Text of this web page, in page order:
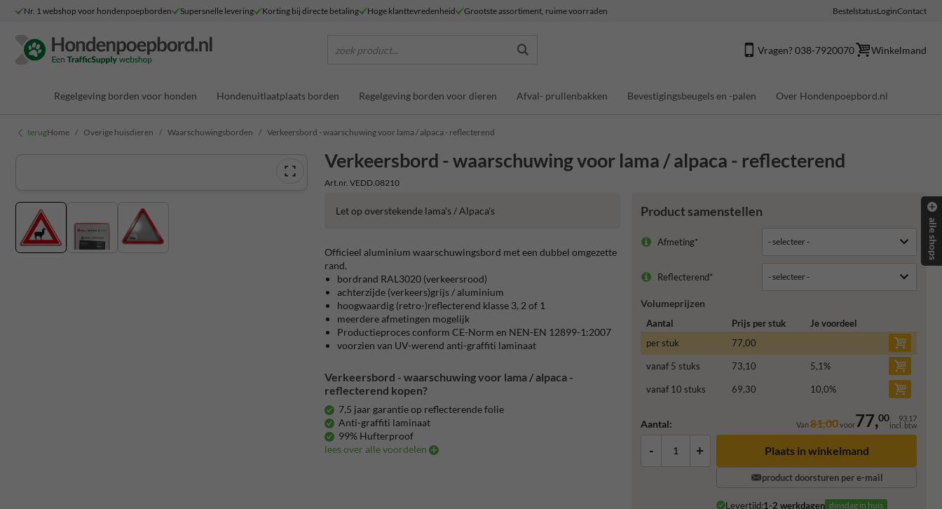
Nr. 1 webshop voor hondenpoepborden Supersnelle levering Korting bij directe betaling Hoge klanttevredenheid Grootste assortiment, ruime voorraden BestelstatusLoginContact
zoek product... Vragen? 038-7920070 Winkelmand
Regelgeving borden voor honden Hondenuitlaatplaats borden Regelgeving borden voor dieren Afval- prullenbakken Bevestigingsbeugels en -palen Over Hondenpoepbord.nl
terugHome Overige huisdieren Waarschuwingsborden Verkeersbord - waarschuwing voor lama / alpaca - reflecterend
Verkeersbord - waarschuwing voor lama / alpaca - reflecterend
Art.nr. VEDD.08210
Product samenstellen
Afmeting*
Reflecterend*
Volumeprijzen
Aantal Prijs per stuk
Je voordeel
per stuk
77,00
vanaf 5 stuks 73,10 5,1%
vanaf 10 stuks 69,30 10,0%
Aantal: Van81,00voor77,00 93,17
incl. btw
- + Plaats in winkelmand
product doorsturen per e-mail
Levertijd:1-2 werkdagen dinsdag in huis
Let op overstekende lama's / Alpaca's
Officieel aluminium waarschuwingsbord met een dubbel omgezette
rand.
bordrand RAL3020 (verkeersrood)
achterzijde (verkeers)grijs / aluminium
hoogwaardig (retro-)reflecterend klasse 3, 2 of 1
meerdere afmetingen mogelijk
Productieproces conform CE-Norm en NEN-EN 12899-1:2007
voorzien van UV-werend anti-graffiti laminaat
Verkeersbord - waarschuwing voor lama / alpaca -
reflecterend kopen?
7,5 jaar garantie op reflecterende folie
Anti-graffiti laminaat
99% Hufterproof
lees over alle voordelen
alle shops